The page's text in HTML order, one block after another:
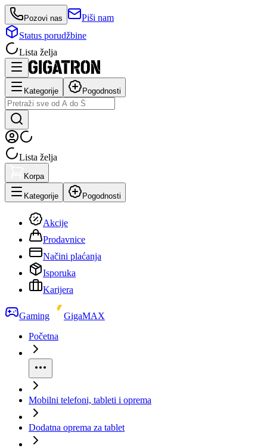
Pozovi nas
Piši nam
Status porudžbine
Lista želja
Kategorije Pogodnosti
Lista želja
Korpa
Kategorije Pogodnosti
Akcije
Prodavnice
Načini plaćanja
Isporuka
Karijera
Gaming
GigaMAX
Početna
Mobilni telefoni, tableti i oprema
Dodatna oprema za tablet